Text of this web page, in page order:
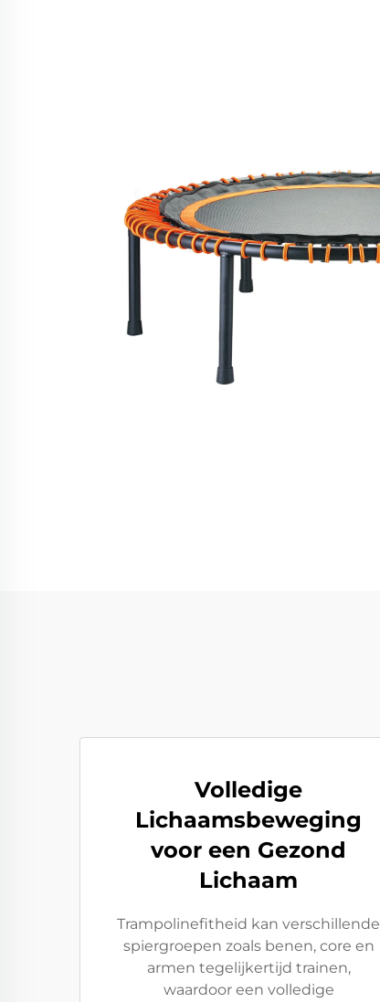
Volledige
Lichaamsbeweging
voor een Gezond
Lichaam
Trampolinefitheid kan verschillende
spiergroepen zoals benen, core en
armen tegelijkertijd trainen,
waardoor een volledige